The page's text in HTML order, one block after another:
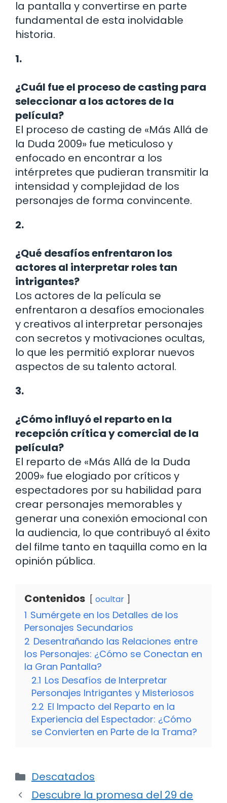
la pantalla y convertirse en parte
fundamental de esta inolvidable
historia.
1.
¿Cuál fue el proceso de casting para
seleccionar a los actores de la
película?
El proceso de casting de «Más Allá de
la Duda 2009» fue meticuloso y
enfocado en encontrar a los
intérpretes que pudieran transmitir la
intensidad y complejidad de los
personajes de forma convincente.
2.
¿Qué desafíos enfrentaron los
actores al interpretar roles tan
intrigantes?
Los actores de la película se
enfrentaron a desafíos emocionales
y creativos al interpretar personajes
con secretos y motivaciones ocultas,
lo que les permitió explorar nuevos
aspectos de su talento actoral.
3.
¿Cómo influyó el reparto en la
recepción crítica y comercial de la
película?
El reparto de «Más Allá de la Duda
2009» fue elogiado por críticos y
espectadores por su habilidad para
crear personajes memorables y
generar una conexión emocional con
la audiencia, lo que contribuyó al éxito
del filme tanto en taquilla como en la
opinión pública.
Contenidos ocultar
1 Sumérgete en los Detalles de los
Personajes Secundarios
2 Desentrañando las Relaciones entre
los Personajes: ¿Cómo se Conectan en
la Gran Pantalla?
2.1 Los Desafíos de Interpretar
Personajes Intrigantes y Misteriosos
2.2 El Impacto del Reparto en la
Experiencia del Espectador: ¿Cómo
se Convierten en Parte de la Trama?
Categorías
Descatados
Descubre la promesa del 29 de